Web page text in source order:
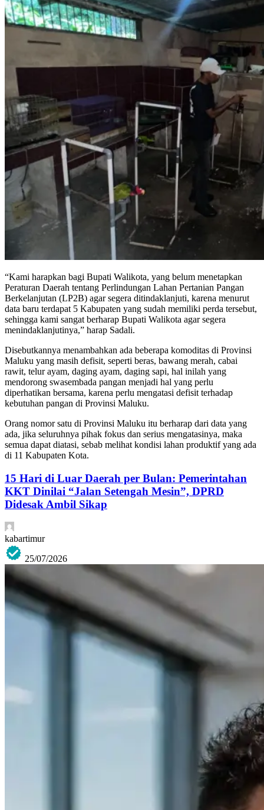
“Kami harapkan bagi Bupati Walikota, yang belum menetapkan
Peraturan Daerah tentang Perlindungan Lahan Pertanian Pangan
Berkelanjutan (LP2B) agar segera ditindaklanjuti, karena menurut
data baru terdapat 5 Kabupaten yang sudah memiliki perda tersebut,
sehingga kami sangat berharap Bupati Walikota agar segera
menindaklanjutinya,” harap Sadali.
Disebutkannya menambahkan ada beberapa komoditas di Provinsi
Maluku yang masih defisit, seperti beras, bawang merah, cabai
rawit, telur ayam, daging ayam, daging sapi, hal inilah yang
mendorong swasembada pangan menjadi hal yang perlu
diperhatikan bersama, karena perlu mengatasi defisit terhadap
kebutuhan pangan di Provinsi Maluku.
Orang nomor satu di Provinsi Maluku itu berharap dari data yang
ada, jika seluruhnya pihak fokus dan serius mengatasinya, maka
semua dapat diatasi, sebab melihat kondisi lahan produktif yang ada
di 11 Kabupaten Kota.
15 Hari di Luar Daerah per Bulan: Pemerintahan
KKT Dinilai “Jalan Setengah Mesin”, DPRD
Didesak Ambil Sikap
kabartimur
25/07/2026